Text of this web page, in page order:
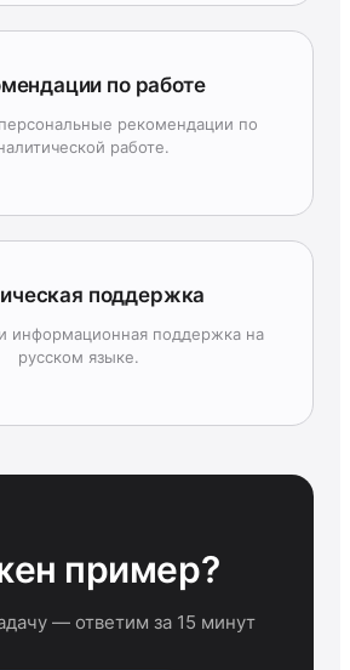
по работе
рекомендации по
работе.
поддержка
информационная поддержка на
русском языке.
пример?
— ответим за 15 минут